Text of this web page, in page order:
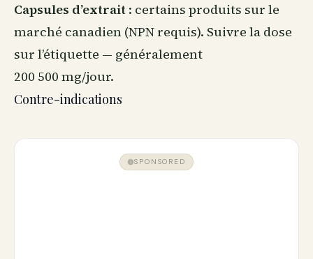
Capsules d’extrait : certains produits sur le
marché canadien (NPN requis). Suivre la dose
sur l’étiquette — généralement
200 500 mg/jour.
Contre-indications
SPONSORED